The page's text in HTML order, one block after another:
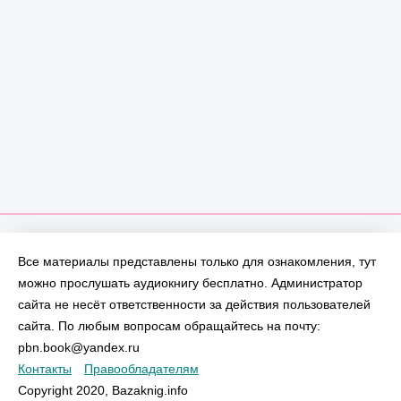
Все материалы представлены только для ознакомления, тут
можно прослушать аудиокнигу бесплатно. Администратор
сайта не несёт ответственности за действия пользователей
сайта. По любым вопросам обращайтесь на почту:
pbn.book@yandex.ru
Контакты
Правообладателям
Copyright 2020, Bazaknig.info